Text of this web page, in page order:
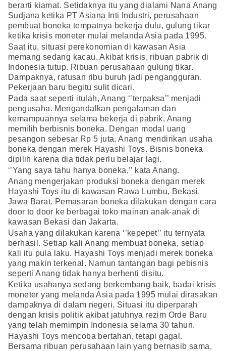
berarti kiamat. Setidaknya itu yang dialami Nana Anang
Sudjana ketika PT Asiana Inti Industri, perusahaan
pembuat boneka tempatnya bekerja dulu, gulung tikar
ketika krisis moneter mulai melanda Asia pada 1995.
Saat itu, situasi perekonomian di kawasan Asia
memang sedang kacau. Akibat krisis, ribuan pabrik di
Indonesia tutup. Ribuan perusahaan gulung tikar.
Dampaknya, ratusan ribu buruh jadi pengangguran.
Pekerjaan baru begitu sulit dicari.
Pada saat seperti itulah, Anang ‘’terpaksa’’ menjadi
pengusaha. Mengandalkan pengalaman dan
kemampuannya selama bekerja di pabrik, Anang
memilih berbisnis boneka. Dengan modal uang
pesangon sebesar Rp 5 juta, Anang mendirikan usaha
boneka dengan merek Hayashi Toys. Bisnis boneka
dipilih karena dia tidak perlu belajar lagi.
‘’Yang saya tahu hanya boneka,’’ kata Anang.
Anang mengerjakan produksi boneka dengan merek
Hayashi Toys itu di kawasan Rawa Lumbu, Bekasi,
Jawa Barat. Pemasaran boneka dilakukan dengan cara
door to door ke berbagai toko mainan anak-anak di
kawasan Bekasi dan Jakarta.
Usaha yang dilakukan karena ‘’kepepet’’ itu ternyata
berhasil. Setiap kali Anang membuat boneka, setiap
kali itu pula laku. Hayashi Toys menjadi merek boneka
yang makin terkenal. Namun tantangan bagi pebisnis
seperti Anang tidak hanya berhenti disitu.
Ketika usahanya sedang berkembang baik, badai krisis
moneter yang melanda Asia pada 1995 mulai dirasakan
dampaknya di dalam negeri. Situasi itu diperparah
dengan krisis politik akibat jatuhnya rezim Orde Baru
yang telah memimpin Indonesia selama 30 tahun.
Hayashi Toys mencoba bertahan, tetapi gagal.
Bersama ribuan perusahaan lain yang bernasib sama,